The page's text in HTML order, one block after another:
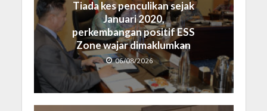
Tiada kes penculikan sejak
Januari 2020,
perkembangan positif ESS
Zone wajar dimaklumkan
06/08/2026